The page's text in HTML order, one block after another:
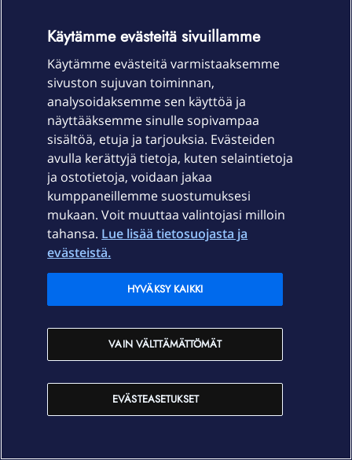
Netin vianselvitys OmaElisassa
Käytämme evästeitä sivuillamme
Käytämme evästeitä varmistaaksemme
sivuston sujuvan toiminnan,
analysoidaksemme sen käyttöä ja
näyttääksemme sinulle sopivampaa
sisältöä, etuja ja tarjouksia. Evästeiden
avulla kerättyjä tietoja, kuten selaintietoja
ja ostotietoja, voidaan jakaa
kumppaneillemme suostumuksesi
mukaan. Voit muuttaa valintojasi milloin
tahansa. Lue lisää tietosuojasta ja
evästeistä.
EVÄSTEASETUKSET
VAIN VÄLTTÄMÄTTÖMÄT
HYVÄKSY KAIKKI